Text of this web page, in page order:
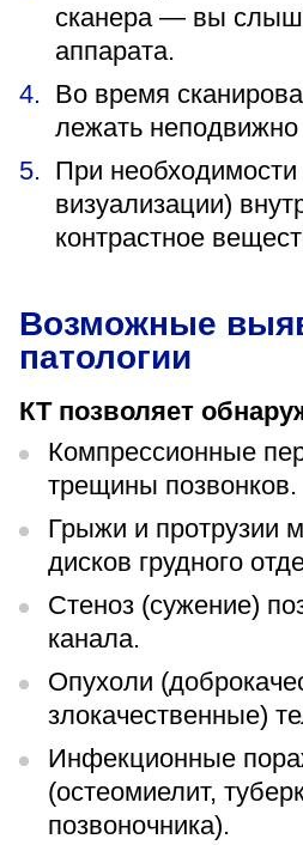
сканера — вы
аппарата.
Во время
лежать неподвижно
При
визуализации)
контрастное
Возможные
патологии
КТ позволяет
Компрессионные
трещины позвонков.
Грыжи и протрузии
дисков грудного
Стеноз (сужение)
канала.
Опухоли
злокачественные)
Инфекционные
(остеомиелит,
позвоночника).